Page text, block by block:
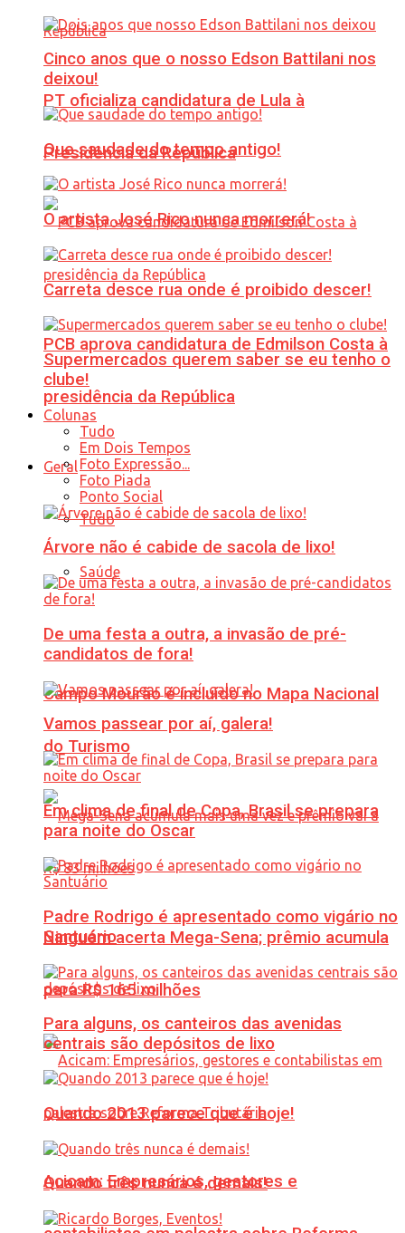
PT oficializa candidatura de Lula à
Presidência da República
PCB aprova candidatura de Edmilson Costa à
presidência da República
Geral
Tudo
Saúde
Campo Mourão é incluído no Mapa Nacional
do Turismo
Ninguém acerta Mega-Sena; prêmio acumula
para R$ 165 milhões
Acicam: Empresários, gestores e
Cinco anos que o nosso Edson Battilani nos
deixou!
Que saudade do tempo antigo!
O artista José Rico nunca morrerá!
Carreta desce rua onde é proibido descer!
Supermercados querem saber se eu tenho o
clube!
Colunas
Tudo
Em Dois Tempos
Foto Expressão...
Foto Piada
Ponto Social
Árvore não é cabide de sacola de lixo!
De uma festa a outra, a invasão de pré-
candidatos de fora!
Vamos passear por aí, galera!
Em clima de final de Copa, Brasil se prepara
para noite do Oscar
Padre Rodrigo é apresentado como vigário no
Santuário
Para alguns, os canteiros das avenidas
centrais são depósitos de lixo
Quando 2013 parece que é hoje!
Quando três nunca é demais!